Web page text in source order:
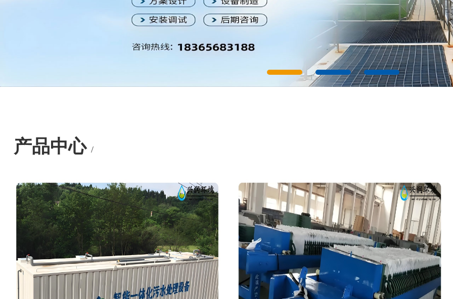
产品中心 /